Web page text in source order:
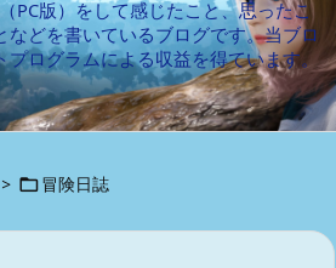
PC版）をして感じたこと、思ったこ
などを書いているブログです。当ブロ
プログラムによる収益を得ています。
> 冒険日誌